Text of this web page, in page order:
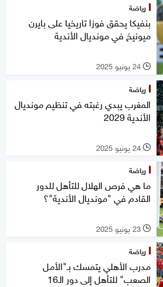
رياضة
بنفيكا يحقق فوزا تاريخيا على بايرن
ميونيخ في مونديال الأندية
l 24 يونيو 2025
رياضة
المغرب يبدي رغبته في تنظيم مونديال
الأندية 2029
l 24 يونيو 2025
رياضة
ما هي فرص الهلال للتأهل للدور
القادم في "مونديال الأندية"؟
l 23 يونيو 2025
رياضة
مدرب الأهلي يتمسك بـ"الأمل
الصعب" للتأهل إلى دور الـ16